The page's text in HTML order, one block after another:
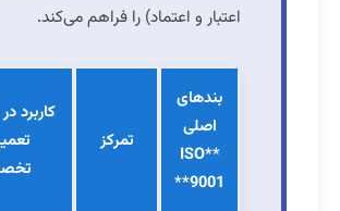
اعتبار و اعتماد) را فراهم می‌کند.
بندهای
اصلی
**ISO
9001**
تمرکز
کاربرد